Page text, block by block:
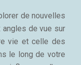
de nouvelles
de vue sur
vie et celle des
le long de votre